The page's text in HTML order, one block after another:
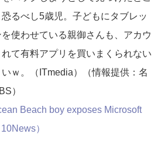
るべし5歳児。子どもにタブレッ
を使わせている親御さんも、アカウ
て有料アプリを買いまくられない
ｗ。（ITmedia）（情報提供：名
）
Beach boy exposes Microsoft
）